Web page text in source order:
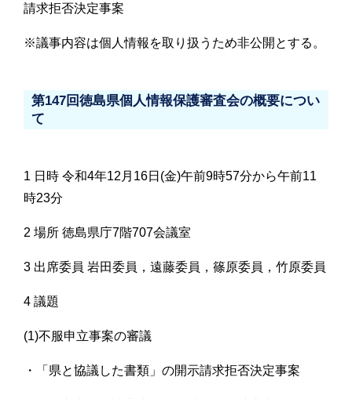
請求拒否決定事案
※議事内容は個人情報を取り扱うため非公開とする。
第147回徳島県個人情報保護審査会の概要につい
て
1 日時 令和4年12月16日(金)午前9時57分から午前11
時23分
2 場所 徳島県庁7階707会議室
3 出席委員 岩田委員，遠藤委員，篠原委員，竹原委員
4 議題
(1)不服申立事案の審議
・「県と協議した書類」の開示請求拒否決定事案